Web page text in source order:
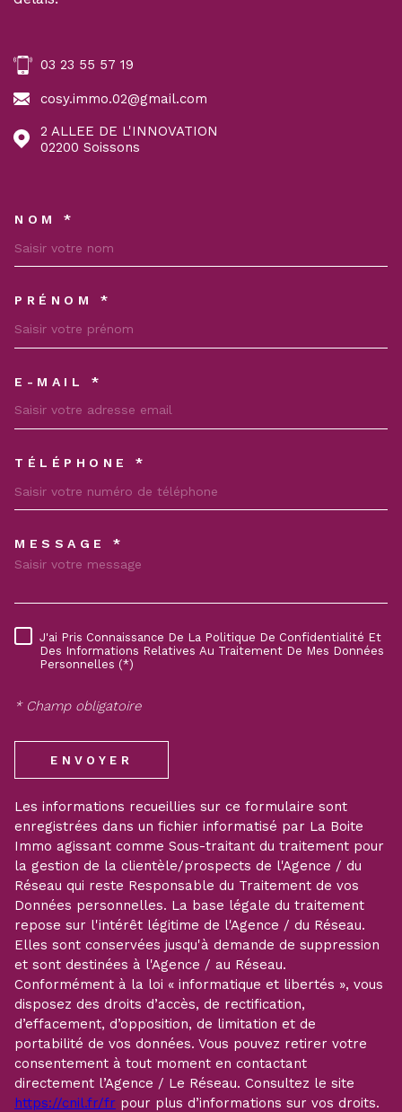
03 23 55 57 19
cosy.immo.02@gmail.com
2 ALLEE DE L'INNOVATION
02200
Soissons
NOM *
PRÉNOM *
E-MAIL *
TÉLÉPHONE *
MESSAGE *
RÈGLEMENTATION
J'ai Pris Connaissance De La Politique De Confidentialité Et
Des Informations Relatives Au Traitement De Mes Données
Personnelles (*)
* Champ obligatoire
ENVOYER
Les informations recueillies sur ce formulaire sont
enregistrées dans un fichier informatisé par La Boite
Immo agissant comme Sous-traitant du traitement pour
la gestion de la clientèle/prospects de l'Agence / du
Réseau qui reste Responsable du Traitement de vos
Données personnelles. La base légale du traitement
repose sur l'intérêt légitime de l'Agence / du Réseau.
Elles sont conservées jusqu'à demande de suppression
et sont destinées à l'Agence / au Réseau.
Conformément à la loi « informatique et libertés », vous
disposez des droits d’accès, de rectification,
d’effacement, d’opposition, de limitation et de
portabilité de vos données. Vous pouvez retirer votre
consentement à tout moment en contactant
directement l’Agence / Le Réseau. Consultez le site
https://cnil.fr/fr pour plus d’informations sur vos droits.